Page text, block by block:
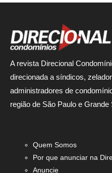
A revista Direcional
direcionada a síndicos,
administradores de
região de São Paulo e Grande
Quem Somos
Por que anunciar na
Anuncie